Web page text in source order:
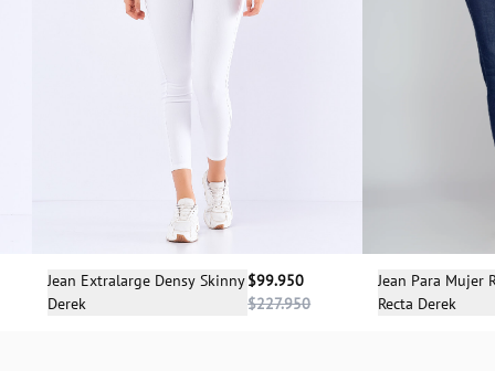
Selecciona una talla
Jean Extralarge Densy Skinny
Derek
$99.950
$227.950
Jean Para Mujer
Recta Derek